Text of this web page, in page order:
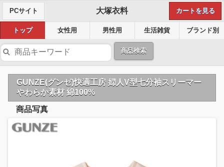
PCサイト 大塚衣料 カートを見る
トップ 女性用 男性用 生活雑貨 ブランド別
商品検索
GUNZE(グンゼ)快適工房 婦人V型七分袖スリーマー
やわらか素材 綿100%
商品写真